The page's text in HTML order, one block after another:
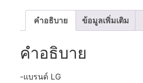
คำอธิบาย ข้อมูลเพิ่มเติม
คำอธิบาย
-แบรนด์ LG